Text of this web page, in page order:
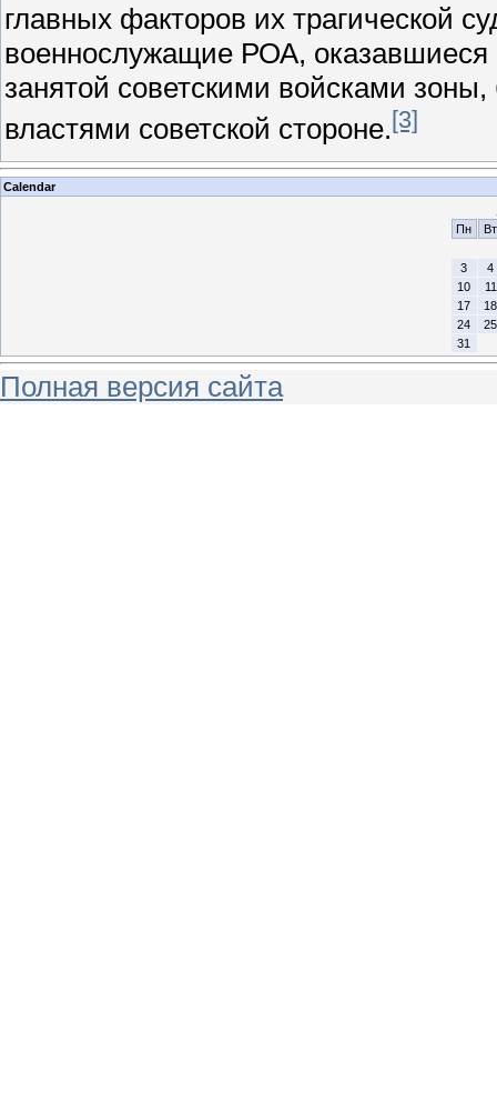
главных факторов их трагической
военнослужащие РОА,
занятой советскими войсками
властями советской стороне.[3]
Calendar
Пн
Вт
3
4
10
11
17
18
24
25
31
Полная версия сайта